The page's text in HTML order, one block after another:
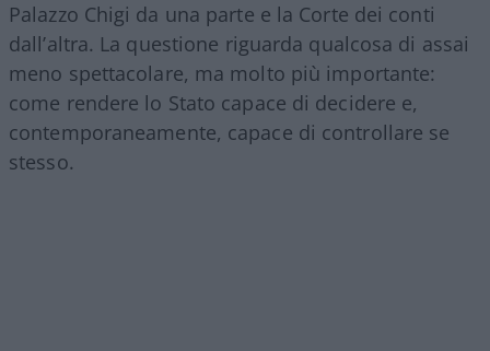
Palazzo Chigi da una parte e la Corte dei conti
dall’altra. La questione riguarda qualcosa di assai
meno spettacolare, ma molto più importante:
come rendere lo Stato capace di decidere e,
contemporaneamente, capace di controllare se
stesso.